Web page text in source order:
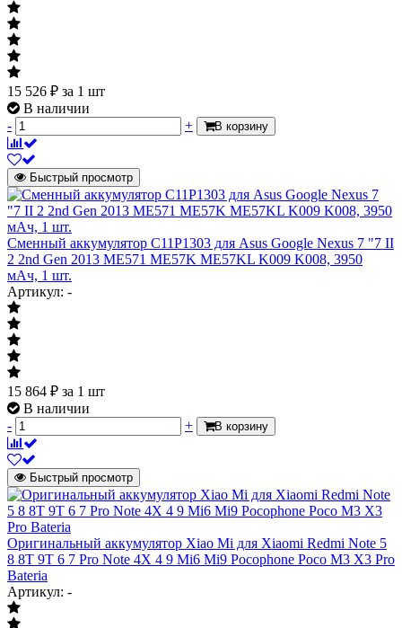
15 526 ₽ за 1 шт
В наличии
-
+ В корзину
Быстрый просмотр
Сменный аккумулятор C11P1303 для Asus Google Nexus 7 "7 II
2 2nd Gen 2013 ME571 ME57K ME57KL K009 K008, 3950
мАч, 1 шт.
Артикул: -
15 864 ₽ за 1 шт
В наличии
-
+ В корзину
Быстрый просмотр
Оригинальный аккумулятор Xiao Mi для Xiaomi Redmi Note 5
8 8T 9T 6 7 Pro Note 4X 4 9 Mi6 Mi9 Pocophone Poco M3 X3 Pro
Bateria
Артикул: -